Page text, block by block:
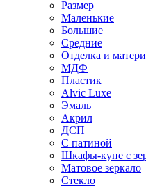
Размер
Маленькие
Большие
Средние
Отделка и
МДФ
Пластик
Alvic Luxe
Эмаль
Акрил
ДСП
С патиной
Шкафы-купе с
Матовое зеркало
Стекло